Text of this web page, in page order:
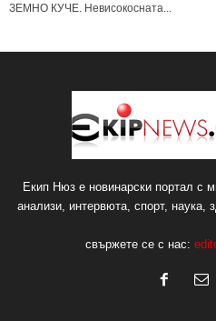
ЗЕМНО КУЧЕ. Невисокосната...
Екип Нюз е новинарски портал с
анализи, интервюта, спорт, наука,
свържете се с нас: